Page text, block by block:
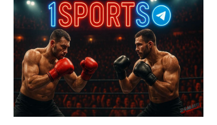
СВЕЖИЕ ЗАПИСИ
ACA 200 прямая трансляция
Марафон боев UFC 325 прямая трансляция
UFC 324 прямая трансляция